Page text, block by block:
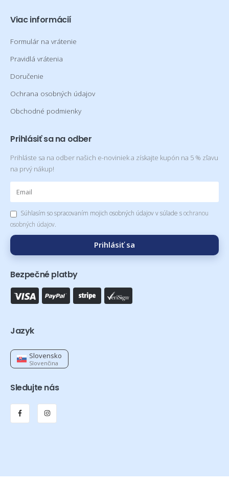
Viac informácií
Formulár na vrátenie
Pravidlá vrátenia
Doručenie
Ochrana osobných údajov
Obchodné podmienky
Prihlásiť sa na odber
Prihláste sa na odber našich e-noviniek a získajte kupón na 5 % zľavu
na prvý nákup!
Súhlasím so spracovaním mojich osobných údajov v súlade sochranou
osobných údajov.
Prihlásiť sa
Bezpečné platby
Jazyk
Slovensko
Slovenčina
Sledujte nás